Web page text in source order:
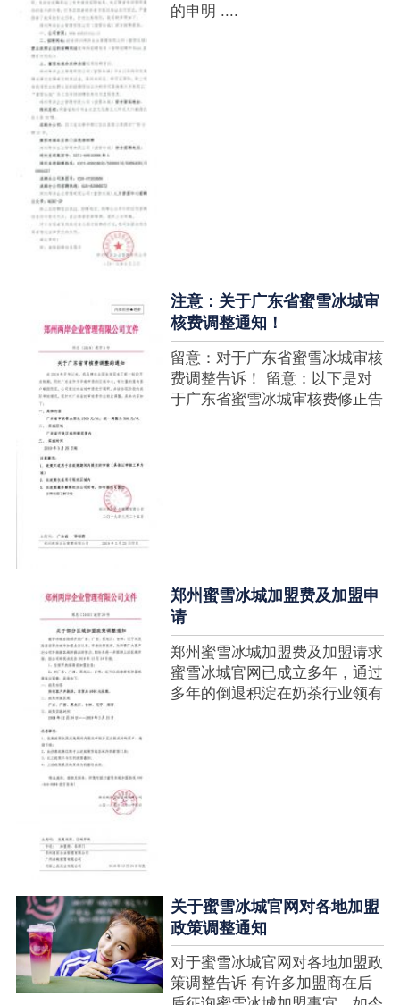
的申明 ....
注意：关于广东省蜜雪冰城审
核费调整通知！
留意：对于广东省蜜雪冰城审核
费调整告诉！ 留意：以下是对
于广东省蜜雪冰城审核费修正告
郑州蜜雪冰城加盟费及加盟申
请
郑州蜜雪冰城加盟费及加盟请求
蜜雪冰城官网已成立多年，通过
多年的倒退积淀在奶茶行业领有
关于蜜雪冰城官网对各地加盟
政策调整通知
对于蜜雪冰城官网对各地加盟政
策调整告诉 有许多加盟商在后